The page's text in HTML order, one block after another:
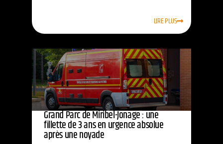
LIRE PLUS
Grand Parc de Miribel-Jonage : une
fillette de 3 ans en urgence absolue
après une noyade